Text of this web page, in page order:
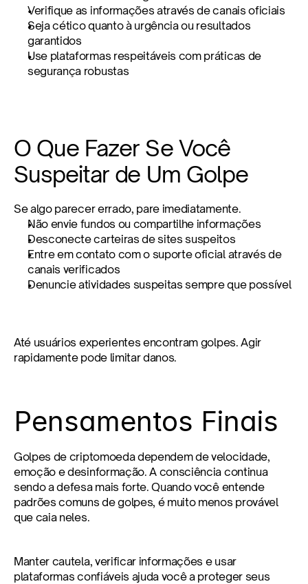
Verifique as informações através de canais oficiais
Seja cético quanto à urgência ou resultados
garantidos
Use plataformas respeitáveis com práticas de
segurança robustas
O Que Fazer Se Você
Suspeitar de Um Golpe
Se algo parecer errado, pare imediatamente.
Não envie fundos ou compartilhe informações
Desconecte carteiras de sites suspeitos
Entre em contato com o suporte oficial através de
canais verificados
Denuncie atividades suspeitas sempre que possível
Até usuários experientes encontram golpes. Agir
rapidamente pode limitar danos.
Pensamentos Finais
Golpes de criptomoeda dependem de velocidade,
emoção e desinformação. A consciência continua
sendo a defesa mais forte. Quando você entende
padrões comuns de golpes, é muito menos provável
que caia neles.
Manter cautela, verificar informações e usar
plataformas confiáveis ajuda você a proteger seus